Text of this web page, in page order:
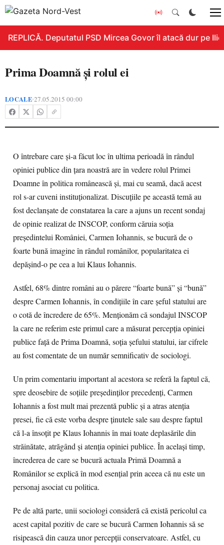
REPLICĂ. Deputatul PSD Mircea Govor îl atacă dur pe
Prima Doamnă şi rolul ei
LOCALE•27.05.2015 00:00
O întrebare care şi-a făcut loc în ultima perioadă în rândul
opiniei publice din ţara noastră are în vedere rolul Primei
Doamne în politica românească şi, mai cu seamă, dacă acest
rol s-ar cuveni instituţionalizat. Discuţiile pe această temă au
fost declanşate de constatarea la care a ajuns un recent sondaj
de opinie realizat de INSCOP, conform căruia soţia
preşedintelui României, Carmen Iohannis, se bucură de o
foarte bună imagine în rândul românilor, popularitatea ei
depăşind-o pe cea a lui Klaus Iohannis.
Astfel, 68% dintre români au o părere “foarte bună” şi “bună”
despre Carmen Iohannis, în condiţiile în care şeful statului are
o cotă de încredere de 65%. Menţionăm că sondajul INSCOP
la care ne referim este primul care a măsurat percepţia opiniei
publice faţă de Prima Doamnă, soţia şefului statului, iar cifrele
au fost comentate de un număr semnificativ de sociologi.
Un prim comentariu important al acestora se referă la faptul că,
spre deosebire de soţiile preşedinţilor precedenţi, Carmen
Iohannis a fost mult mai prezentă public şi a atras atenţia
presei, fie că este vorba despre ţinutele sale sau despre faptul
că l-a însoţit pe Klaus Iohannis în mai toate deplasările din
străinătate, atrăgând şi atenţia opiniei publice. În acelaşi timp,
încrederea de care se bucură actuala Primă Doamnă a
Românilor se explică în mod esenţial prin aceea că nu este un
personaj asociat cu politica.
Pe de altă parte, unii sociologi consideră că există pericolul ca
acest capital pozitiv de care se bucură Carmen Iohannis să se
risipească din cauza unor percepţii conservatoare. Astfel, cu